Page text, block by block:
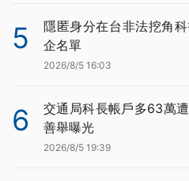
5
隱匿身分在台非法挖角
企名單
2026/8/5 16:03
6
交通局科長帳戶多63萬
善舉曝光
2026/8/5 19:39